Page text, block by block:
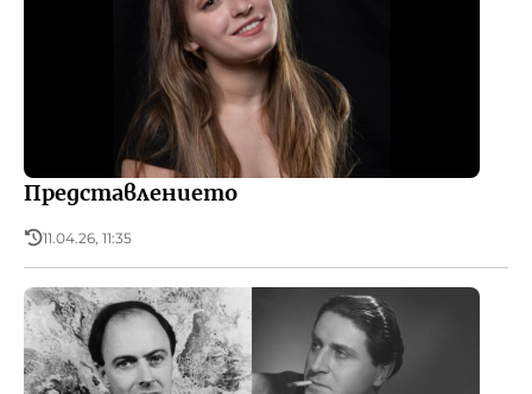
Представлението
11.04.26, 11:35